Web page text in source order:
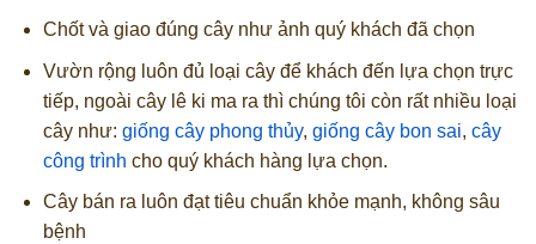
Chốt và giao đúng cây như ảnh quý khách đã chọn
Vườn rộng luôn đủ loại cây để khách đến lựa chọn trực
tiếp, ngoài cây lê ki ma ra thì chúng tôi còn rất nhiều loại
cây như: giống cây phong thủy, giống cây bon sai, cây
công trình cho quý khách hàng lựa chọn.
Cây bán ra luôn đạt tiêu chuẩn khỏe mạnh, không sâu
bệnh